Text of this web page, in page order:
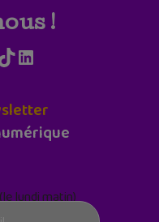
!
LinkedIn
lundi matin)